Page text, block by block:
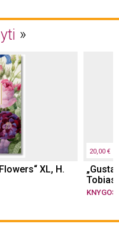
XL, H.
20,00 €
Tobias
KNYGOS